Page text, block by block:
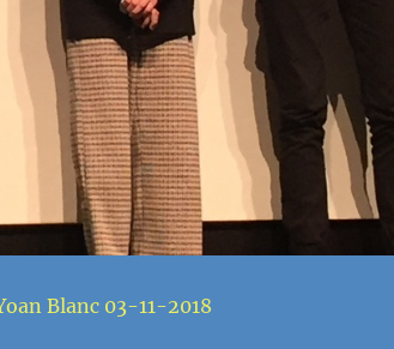
Blanc 03-11-2018